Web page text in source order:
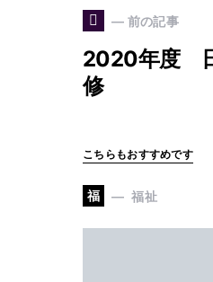
— 前の記事
2020年度
修
こちらもおすすめです
福 福祉